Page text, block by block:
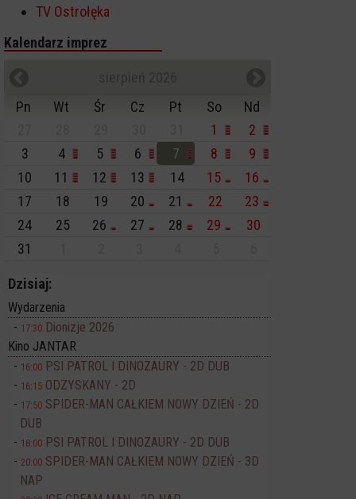
TV Ostrołęka
Kalendarz imprez
Pn
Wt Śr Cz Pt So
Nd
1
2
3
4 5 6 7 8
9
10
11 12 13 14 15
16
17
18 19 20 21 22
23
24
25 26 27 28 29
30
31
Dzisiaj:
Wydarzenia
17:30 Dionizje 2026
Kino JANTAR
16:00 PSI PATROL I DINOZAURY - 2D DUB
16:15 ODZYSKANY - 2D
17:50 SPIDER-MAN CAŁKIEM NOWY DZIEŃ - 2D
DUB
18:00 PSI PATROL I DINOZAURY - 2D DUB
20:00 SPIDER-MAN CAŁKIEM NOWY DZIEŃ - 3D
NAP